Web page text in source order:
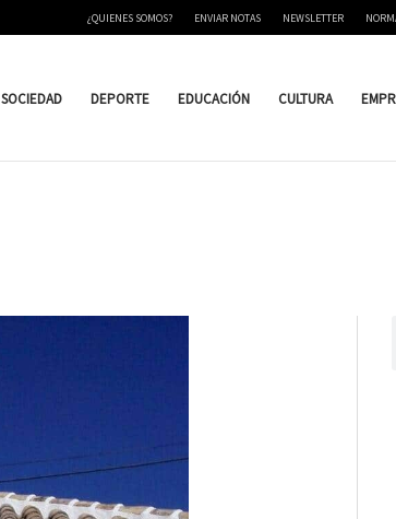
¿QUIENES SOMOS? ENVIAR NOTAS NEWSLETTER
SOCIEDAD DEPORTE EDUCACIÓN CULTURA